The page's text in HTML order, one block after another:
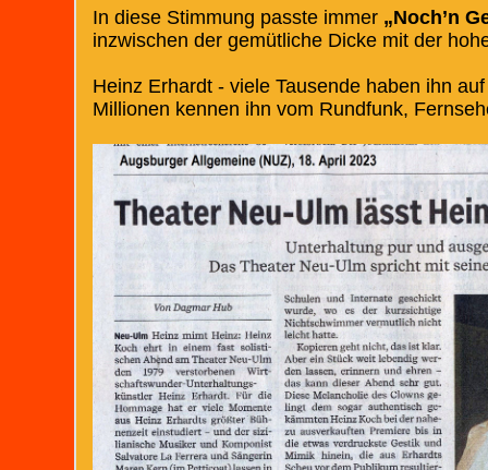
In diese Stimmung passte immer „Noch’n
inzwischen der gemütliche Dicke mit der
Heinz Erhardt - viele Tausende haben ihn
Millionen kennen ihn vom Rundfunk,